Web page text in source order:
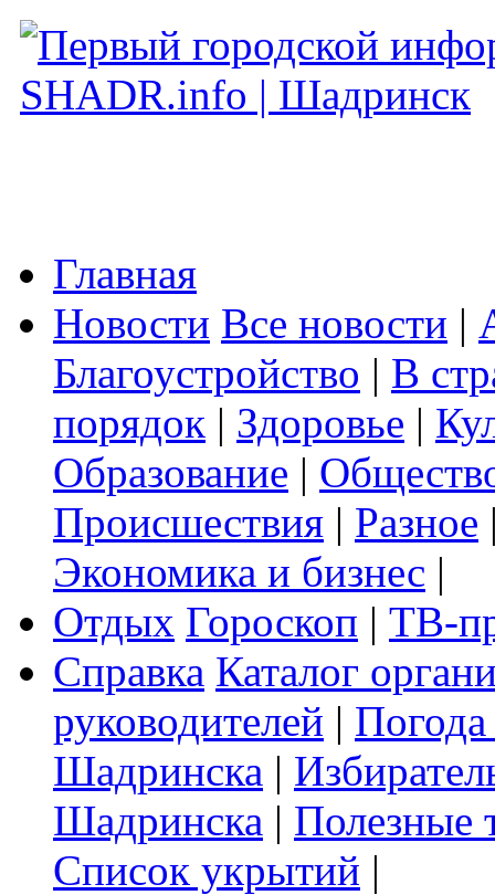
Главная
Новости Все новости |
Благоустройство | В
порядок | Здоровье |
Образование |
Происшествия | Разное
Экономика и бизнес |
Отдых Гороскоп | ТВ-
Справка Каталог
руководителей |
Шадринска |
Шадринска | Полезные
Список укрытий |